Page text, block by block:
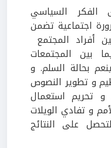
الفكر السياسي
اجتماعية تضمن
أفراد المجتمع
بين المجتمعات
بحالة السلم. و
و تطوير النصوص
و تحريم استعمال
و تفادي الويلات
على النتائج